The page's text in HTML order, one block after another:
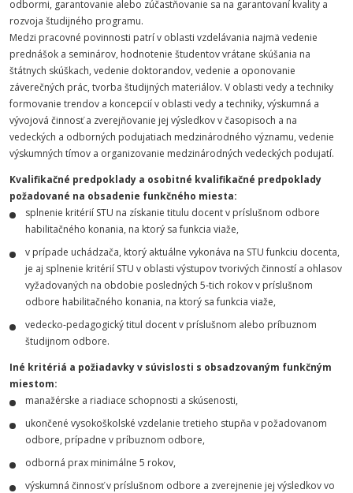
odbormi, garantovanie alebo zúčastňovanie sa na garantovaní kvality a
rozvoja študijného programu.
Medzi pracovné povinnosti patrí v oblasti vzdelávania najmä vedenie
prednášok a seminárov, hodnotenie študentov vrátane skúšania na
štátnych skúškach, vedenie doktorandov, vedenie a oponovanie
záverečných prác, tvorba študijných materiálov. V oblasti vedy a techniky
formovanie trendov a koncepcií v oblasti vedy a techniky, výskumná a
vývojová činnosť a zverejňovanie jej výsledkov v časopisoch a na
vedeckých a odborných podujatiach medzinárodného významu, vedenie
výskumných tímov a organizovanie medzinárodných vedeckých podujatí.
Kvalifikačné predpoklady a osobitné kvalifikačné predpoklady
požadované na obsadenie funkčného miesta:
splnenie kritérií STU na získanie titulu docent v príslušnom odbore
habilitačného konania, na ktorý sa funkcia viaže,
v prípade uchádzača, ktorý aktuálne vykonáva na STU funkciu docenta,
je aj splnenie kritérií STU v oblasti výstupov tvorivých činností a ohlasov
vyžadovaných na obdobie posledných 5-tich rokov v príslušnom
odbore habilitačného konania, na ktorý sa funkcia viaže,
vedecko-pedagogický titul docent v príslušnom alebo príbuznom
študijnom odbore.
Iné kritériá a požiadavky v súvislosti s obsadzovaným funkčným
miestom:
manažérske a riadiace schopnosti a skúsenosti,
ukončené vysokoškolské vzdelanie tretieho stupňa v požadovanom
odbore, prípadne v príbuznom odbore,
odborná prax minimálne 5 rokov,
výskumná činnosť v príslušnom odbore a zverejnenie jej výsledkov vo